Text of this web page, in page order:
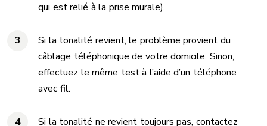
qui est relié à la prise murale).
Si la tonalité revient, le problème provient du
câblage téléphonique de votre domicile. Sinon,
effectuez le même test à l’aide d’un téléphone
avec fil.
Si la tonalité ne revient toujours pas, contactez